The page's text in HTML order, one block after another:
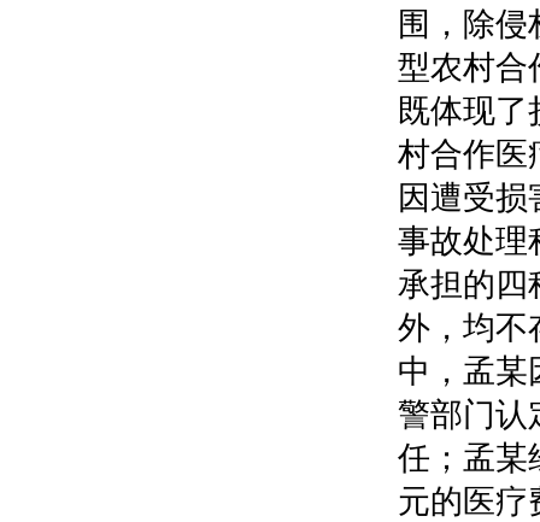
围，除
型农村合
既体现了
村合作医
因遭受
事故处理
承担的四
外，均不
中，孟某
警部门认
任；孟某
元的医疗